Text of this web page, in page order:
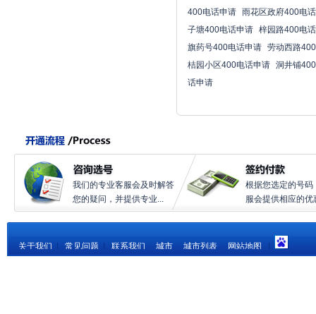
400电话申请 雨花区政府400电
子塘400电话申请 梓园路400电
旗药号400电话申请 劳动西路
桔园小区400电话申请 洞井铺
话申请
我们的专业客服会及时解答
您的疑问，并提供专业...
根据您选定的号码
服会提供相应的优
关于我们 常见问题 联系我们 城市 城市列表 网站地图